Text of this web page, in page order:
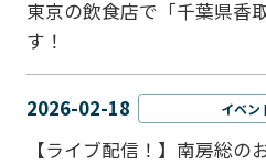
東京の飲食店で「千葉県香
す！
2026-02-18 イベン
【ライブ配信！】南房総